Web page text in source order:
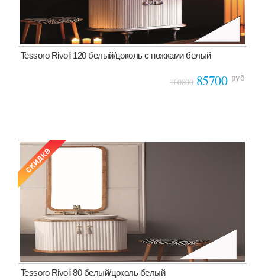
Tessoro Rivoli 120 белый/цоколь с ножками белый
10080085700 руб
Tessoro Rivoli 80 белый/цоколь белый